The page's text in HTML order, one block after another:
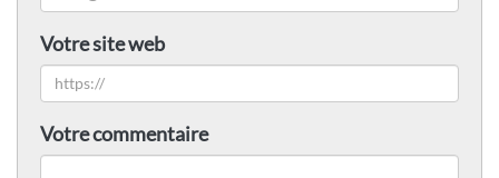
Votre site web
Votre commentaire